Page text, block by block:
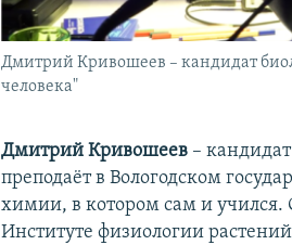
Дмитрий Кривошеев – кандидат
человека"
Дмитрий Кривошеев –
преподаёт в Вологодском
химии, в котором сам и
Институте физиологии